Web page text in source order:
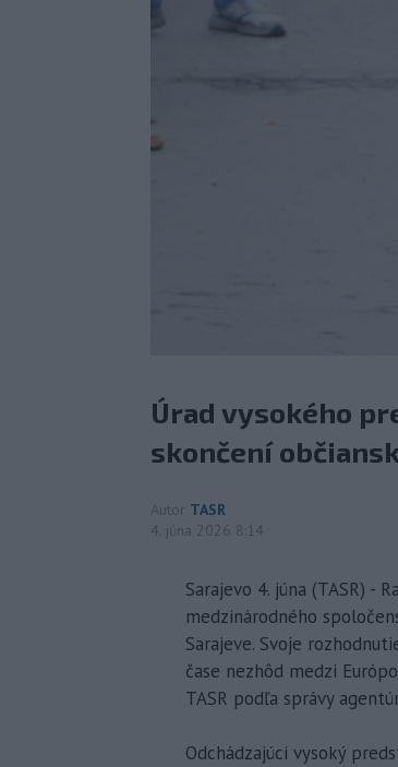
Úrad vysokého
skončení
Autor TASR
4. júna 2026 8:14
Sarajevo 4. júna (TASR) -
medzinárodného
Sarajeve. Svoje
čase nezhôd medzi
TASR podľa správy
Odchádzajúci vysoký